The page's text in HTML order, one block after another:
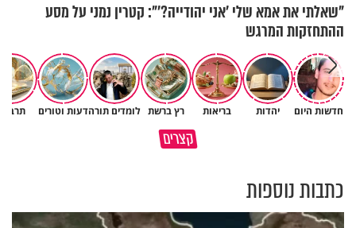
"שאלתי את אמא שלי 'אני יהודייה?'": קטרין נמני על מסע
ההתחזקות המרגש
חדשות היום יהדות בריאות רץ ברשת לומדים תורהדעות וטורים
קצרים
תשתמש באהבה של השם לטובתך
פותחים פתח קטן - ומקבלים
כתבות נוספות